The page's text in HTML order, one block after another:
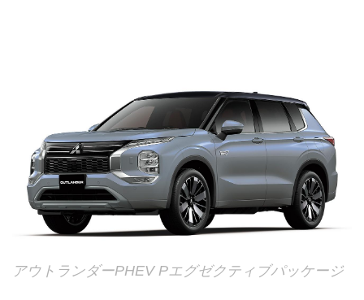
アウトランダーPHEV Pエグゼクティブパッケージ